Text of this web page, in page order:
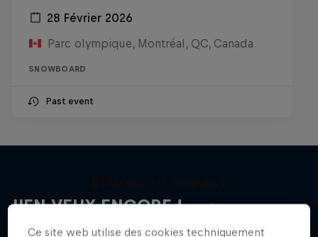
28 Février 2026
Parc olympique, Montréal, QC, Canada
SNOWBOARD
Past event
J'EN VEUX ENCORE !
Marcus Kleveland sans filtre
SNOWBOARD
Ce site web utilise des cookies techniquement